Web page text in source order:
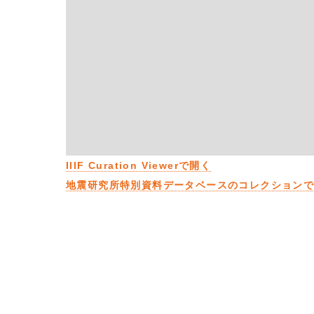
IIIF Curation Viewerで開く
地震研究所特別資料データベースのコレクション